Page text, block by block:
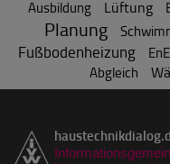
Ausbildung Lüftung
Planung
Fußbodenheizung
Abgleich